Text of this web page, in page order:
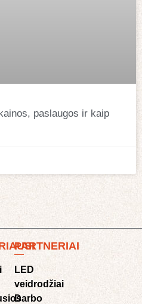
paslaugos ir kaip
PARTNERIAI
LED
veidrodžiai
Darbo